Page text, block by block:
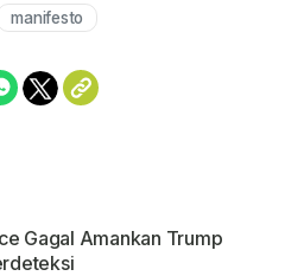
manifesto
Gagal Amankan Trump